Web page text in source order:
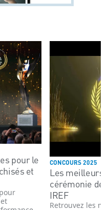
pour le
et
CONCOURS 2025
Les meilleurs
cérémonie de
IREF
Retrouvez les